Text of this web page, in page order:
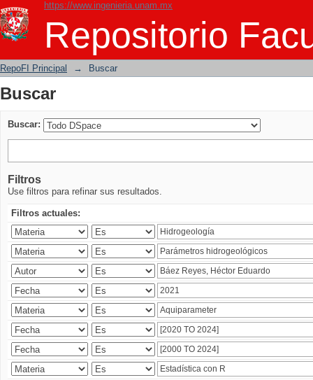
https://www.ingenieria.unam.mx
Repositorio
Buscar
RepoFI Principal → Buscar
Buscar
Buscar:
Filtros
Use filtros para refinar sus resultados.
Filtros actuales: